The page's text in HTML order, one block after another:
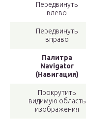
Передвинуть
влево
Передвинуть
вправо
Палитра
Navigator
(Навигация)
Прокрутить
видимую область
изображения